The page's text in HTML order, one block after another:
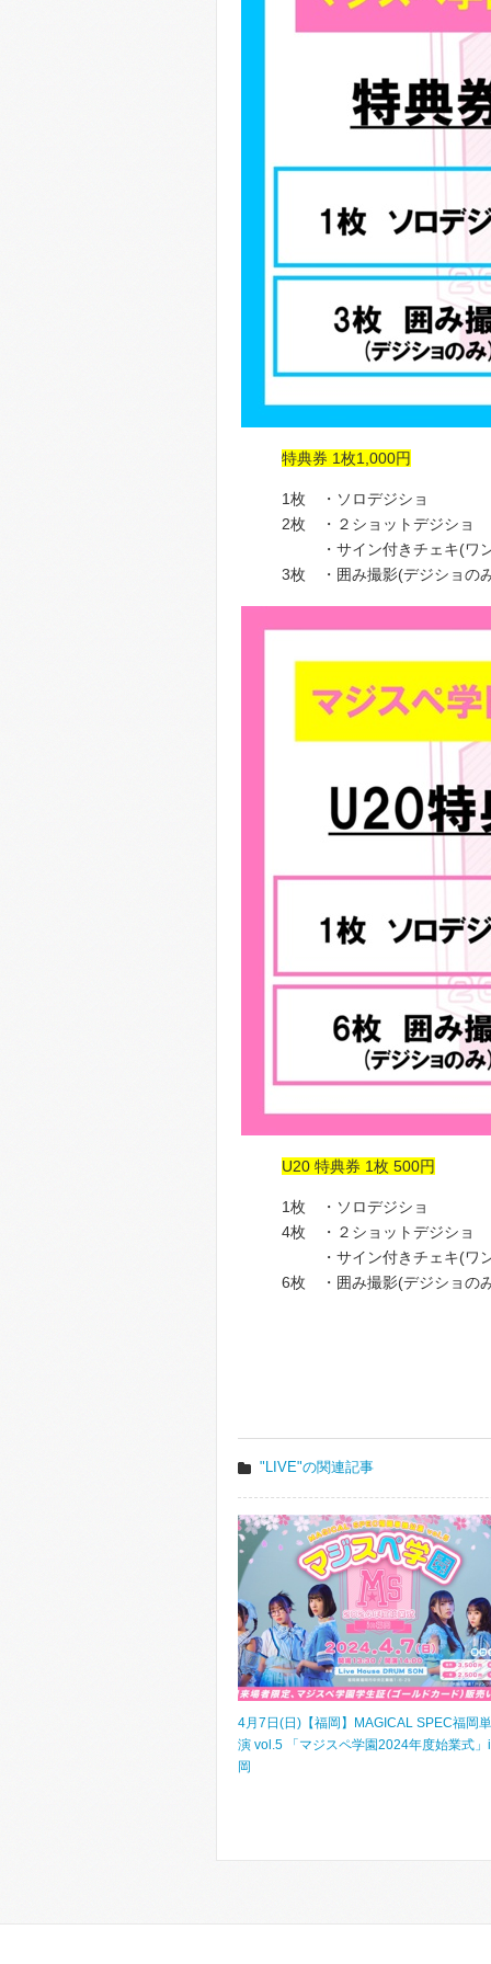
特典券 1枚1,000円
1枚 ・ソロデジショ
2枚 ・２ショットデジショ
・サイン付きチェキ(ワン
3枚 ・囲み撮影(デジショの
U20 特典券 1枚 500円
1枚 ・ソロデジショ
4枚 ・２ショットデジショ
・サイン付きチェキ(ワン
6枚 ・囲み撮影(デジショの
"LIVE"の関連記事
4月7日(日)【福岡】MAGICAL SPEC福岡
演 vol.5 「マジスペ学園2024年度始業式」
岡